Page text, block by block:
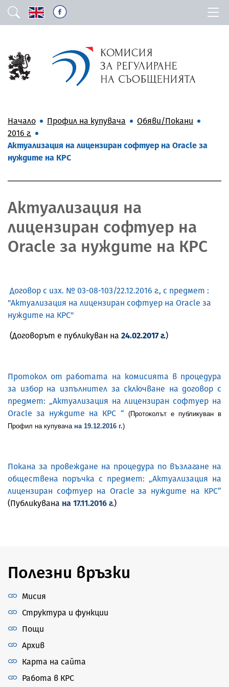
Начало Профил на купувача
Обяви/Покани
2016 г.
Актуализация на лицензиран софтуер на Oracle за
нуждите на КРС
Актуализация на
лицензиран софтуер на
Oracle за нуждите на КРС
Договор с изх. № 03-08-103/22.12.2016 г., с предмет :
"Актуализация на лицензиран софтуер на Oracle за
нуждите на КРС"
(Договорът е публикуван на 24.02.2017 г.)
Протокол от работата на комисията в процедура
за избор на изпълнител за сключване на договор с
предмет: „Актуализация на лицензиран софтуер на
Oracle за нуждите на КРС “ (Протоколът е публикуван в
Профил на купувача на 19.12.2016 г.)
Покана за провеждане на процедура по възлагане на
обществена поръчка с предмет: „Актуализация на
лицензиран софтуер на Oracle за нуждите на КРС”
(Публикувана на 17.11.2016 г.)
Полезни връзки
Мисия
Структура и функции
Пощи
Архив
Карта на сайта
Работа в КРС